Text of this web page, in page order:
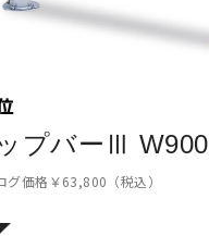
プバーⅢ W900
グ価格￥63,800（税込）